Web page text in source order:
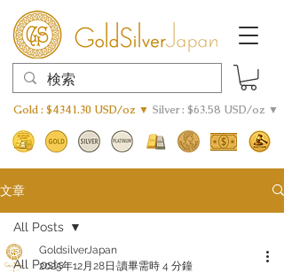
Gold : $4341.30 USD/oz ▼ Silver : $63.58 USD/oz ▼
文章
All Posts
All Posts
GoldsilverJapan
2025年12月28日 讀畢需時 4 分鐘